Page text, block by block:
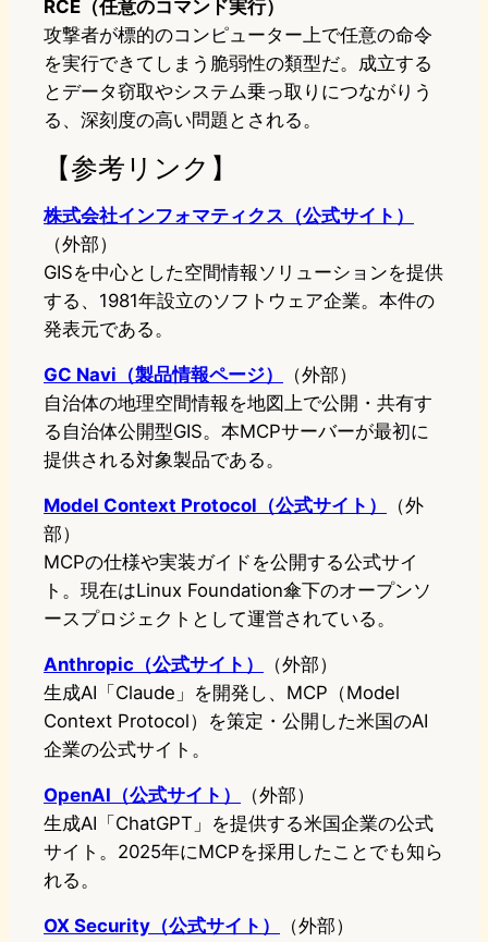
RCE（任意のコマンド実行）
攻撃者が標的のコンピューター上で任意の命令
を実行できてしまう脆弱性の類型だ。成立する
とデータ窃取やシステム乗っ取りにつながりう
る、深刻度の高い問題とされる。
【参考リンク】
株式会社インフォマティクス（公式サイト）
（外部）
GISを中心とした空間情報ソリューションを提供
する、1981年設立のソフトウェア企業。本件の
発表元である。
GC Navi（製品情報ページ）
（外部）
自治体の地理空間情報を地図上で公開・共有す
る自治体公開型GIS。本MCPサーバーが最初に
提供される対象製品である。
Model Context Protocol（公式サイト）
（外
部）
MCPの仕様や実装ガイドを公開する公式サイ
ト。現在はLinux Foundation傘下のオープンソ
ースプロジェクトとして運営されている。
Anthropic（公式サイト）
（外部）
生成AI「Claude」を開発し、MCP（Model
Context Protocol）を策定・公開した米国のAI
企業の公式サイト。
OpenAI（公式サイト）
（外部）
生成AI「ChatGPT」を提供する米国企業の公式
サイト。2025年にMCPを採用したことでも知ら
れる。
OX Security（公式サイト）
（外部）